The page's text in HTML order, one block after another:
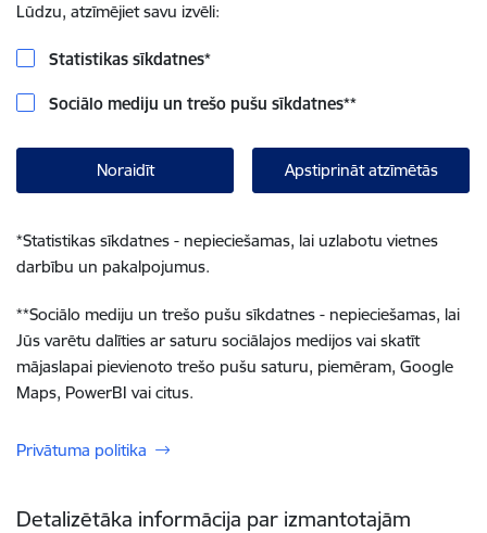
Lūdzu, atzīmējiet savu izvēli:
Statistikas sīkdatnes*
Sociālo mediju un trešo pušu sīkdatnes**
Noraidīt Apstiprināt atzīmētās
*Statistikas sīkdatnes - nepieciešamas, lai uzlabotu vietnes
darbību un pakalpojumus.
**Sociālo mediju un trešo pušu sīkdatnes - nepieciešamas, lai
Jūs varētu dalīties ar saturu sociālajos medijos vai skatīt
mājaslapai pievienoto trešo pušu saturu, piemēram, Google
Maps, PowerBI vai citus.
Privātuma politika
Detalizētāka informācija par izmantotajām